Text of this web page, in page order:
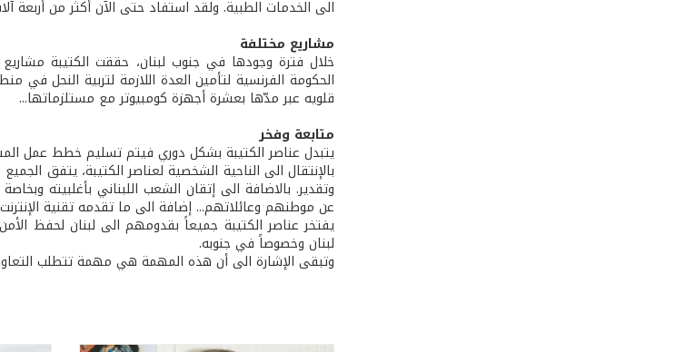
الى الخدمات الطبية. ولقد استفاد حتى الآن أكثر من أربعة
مشاريع مختلفة
خلال فترة وجودها في جنوب لبنان، حققت الكتيبة
الحكومة الفرنسية لتأمين العدة اللازمة لتربية النحل
قلويه عبر مدّها بعشرة أجهزة كومبيوتر مع مستلزماتها...
متابعة وفخر
يتبدل عناصر الكتيبة بشكل دوري فيتم تسليم خطط عمل
بالإنتقال الى الناحية الشخصية لعناصر الكتيبة، يتفق
وتقدير. بالاضافة الى إتقان الشعب اللبناني بأغلبيته
عن موطنهم وعائلاتهم... إضافة الى ما تقدمه تقنية
يفتخر عناصر الكتيبة جميعاً بقدومهم الى لبنان لحفظ
لبنان وخصوصاً في جنوبه.
وتبقى الإشارة الى أن هذه المهمة هي مهمة تتطلب